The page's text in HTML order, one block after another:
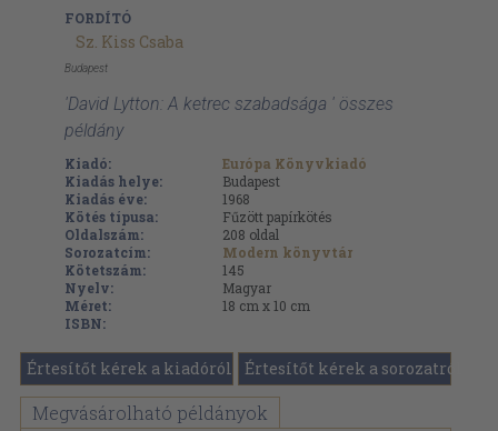
FORDÍTÓ
Sz. Kiss Csaba
Budapest
'David Lytton: A ketrec szabadsága ' összes
példány
Kiadó:
Európa Könyvkiadó
Kiadás helye:
Budapest
Kiadás éve:
1968
Kötés típusa:
Fűzött papírkötés
Oldalszám:
208 oldal
Sorozatcím:
Modern könyvtár
Kötetszám:
145
Nyelv:
Magyar
Méret:
18 cm x 10 cm
ISBN:
Értesítőt kérek a kiadóról Értesítőt kérek a sorozatról
Megvásárolható példányok